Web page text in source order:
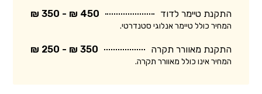
התקנת טיימר לדוד 450 ₪ - 350 ₪
המחיר כולל טיימר אנלוגי סטנדרטי.
התקנת מאוורר תקרה 350 ₪ - 250 ₪
המחיר אינו כולל מאוורר תקרה.